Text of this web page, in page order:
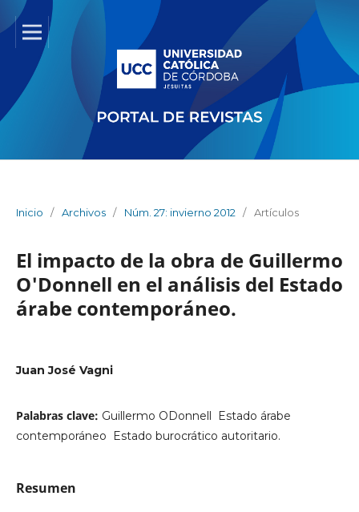
Inicio / Archivos / Núm. 27: invierno 2012 / Artículos
El impacto de la obra de Guillermo
O'Donnell en el análisis del Estado
árabe contemporáneo.
Juan José Vagni
Palabras clave: Guillermo ODonnell  Estado árabe
contemporáneo  Estado burocrático autoritario.
Resumen